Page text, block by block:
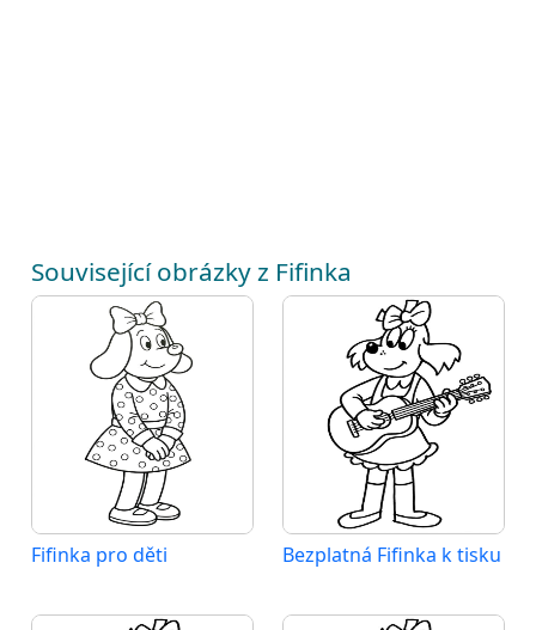
Související obrázky z Fifinka
Fifinka pro děti Bezplatná Fifinka k tisku